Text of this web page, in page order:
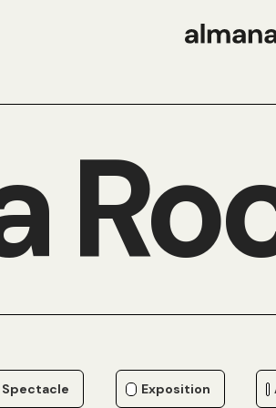
Spectacle Exposition